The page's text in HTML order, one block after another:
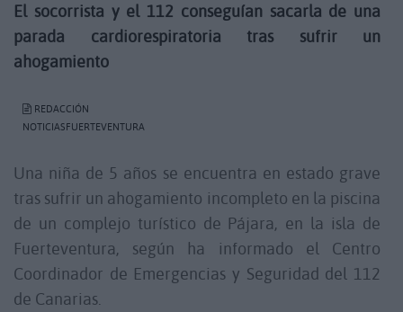
El socorrista y el 112 conseguían sacarla de una
parada cardiorespiratoria tras sufrir un
ahogamiento
REDACCIÓN
NOTICIASFUERTEVENTURA
Una niña de 5 años se encuentra en estado grave
tras sufrir un ahogamiento incompleto en la piscina
de un complejo turístico de Pájara, en la isla de
Fuerteventura, según ha informado el Centro
Coordinador de Emergencias y Seguridad del 112
de Canarias.